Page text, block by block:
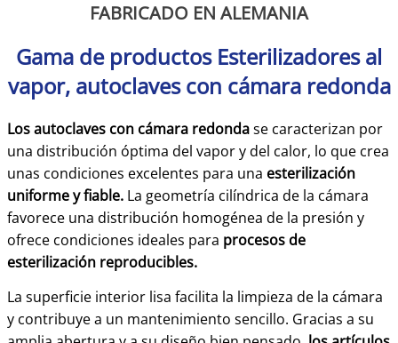
FABRICADO EN ALEMANIA
Gama de productos Esterilizadores al
vapor, autoclaves con cámara redonda
Los autoclaves con cámara redondase caracterizan por
una distribución óptima del vapor y del calor, lo que crea
unas condiciones excelentes para una esterilización
uniforme y fiable. La geometría cilíndrica de la cámara
favorece una distribución homogénea de la presión y
ofrece condiciones ideales para procesos de
esterilización reproducibles.
La superficie interior lisa facilita la limpieza de la cámara
y contribuye a un mantenimiento sencillo. Gracias a su